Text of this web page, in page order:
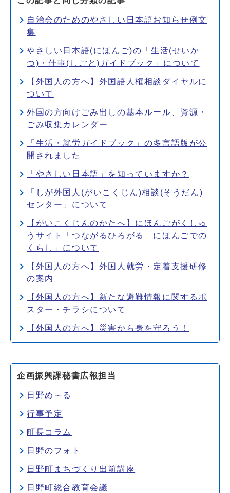
自治会のためのやさしい日本語お知らせ例文
集
やさしい日本語(にほんご)の「生活(せいか
つ)・仕事(しごと)ガイドブック」について
【外国人の方へ】外国語人権相談ダイヤルに
ついて
外国の方向けごみ出しの基本ルール、資源・
ごみ収集カレンダー
「生活・就労ガイドブック」の多言語版が公
開されました
「やさしい日本語」を知っていますか？
「しが外国人(がいこくじん)相談(そうだん)
センター」について
【がいこくじんのかたへ】にほんごがくしゅ
うサイト「つながるひろがる にほんごでの
くらし」について
【外国人の方へ】外国人就労・定着支援研修
の案内
【外国人の方へ】新たな避難情報に関するポ
スター・チラシについて
【外国人の方へ】災害から身を守ろう！
企画振興課秘書広報担当
日野め～る
行事予定
町長コラム
日野のフォト
日野町まちづくり出前講座
日野町総合教育会議